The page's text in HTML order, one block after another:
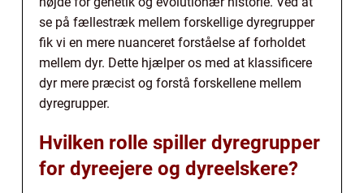
se på fællestræk mellem forskellige dyregrupper
fik vi en mere nuanceret forståelse af forholdet
mellem dyr. Dette hjælper os med at klassificere
dyr mere præcist og forstå forskellene mellem
dyregrupper.
Hvilken rolle spiller dyregrupper
for dyreejere og dyreelskere?